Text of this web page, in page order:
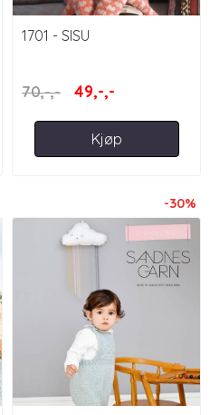
1701 - SISU
70,-,- 49,-,-
Kjøp
-30%